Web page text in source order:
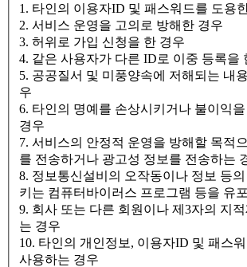
1. 타인의 이용자ID 및 패스워드를 도용
2. 서비스 운영을 고의로 방해한 경우
3. 허위로 가입 신청을 한 경우
4. 같은 사용자가 다른 ID로 이중 등록을
5. 공공질서 및 미풍양속에 저해되는 내
우
6. 타인의 명예를 손상시키거나 불이익
경우
7. 서비스의 안정적 운영을 방해할 목적
를 전송하거나 광고성 정보를 전송하는
8. 정보통신설비의 오작동이나 정보 등의
키는 컴퓨터바이러스 프로그램 등을 유
9. 회사 또는 다른 회원이나 제3자의 지
는 경우
10. 타인의 개인정보, 이용자ID 및 패스
사용하는 경우